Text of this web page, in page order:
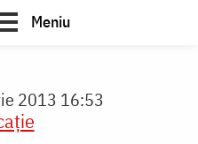
Meniu
2013 16:53